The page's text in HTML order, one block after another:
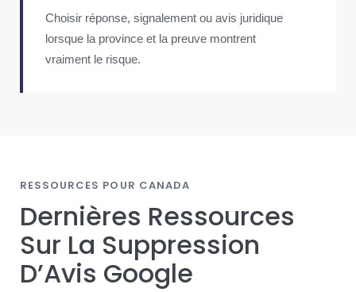
Choisir réponse, signalement ou avis juridique
lorsque la province et la preuve montrent
vraiment le risque.
RESSOURCES POUR CANADA
Dernières Ressources
Sur La Suppression
D’Avis Google